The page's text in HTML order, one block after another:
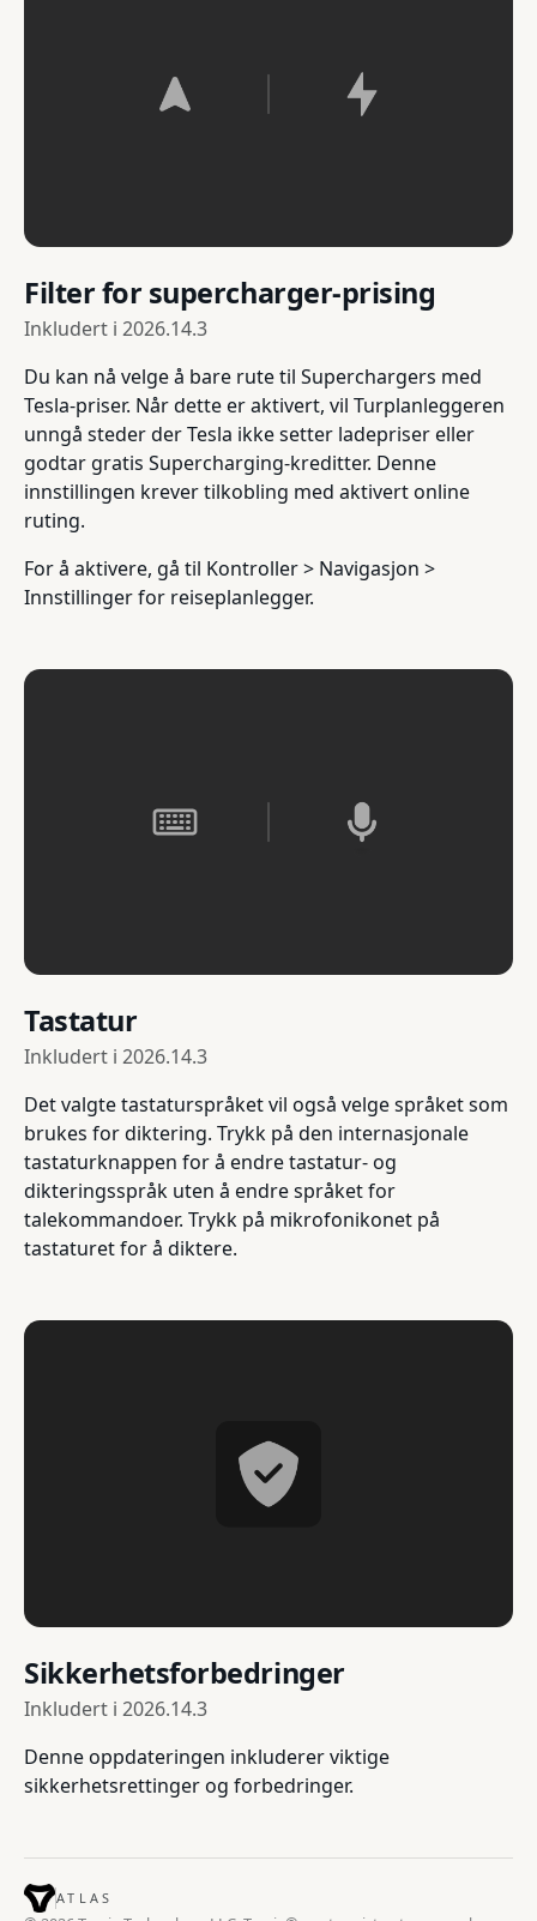
Filter for supercharger-prising
Inkludert i 2026.14.3
Du kan nå velge å bare rute til Superchargers med
Tesla-priser. Når dette er aktivert, vil Turplanleggeren
unngå steder der Tesla ikke setter ladepriser eller
godtar gratis Supercharging-kreditter. Denne
innstillingen krever tilkobling med aktivert online
ruting.
For å aktivere, gå til Kontroller > Navigasjon >
Innstillinger for reiseplanlegger.
Tastatur
Inkludert i 2026.14.3
Det valgte tastaturspråket vil også velge språket som
brukes for diktering. Trykk på den internasjonale
tastaturknappen for å endre tastatur- og
dikteringsspråk uten å endre språket for
talekommandoer. Trykk på mikrofonikonet på
tastaturet for å diktere.
Sikkerhetsforbedringer
Inkludert i 2026.14.3
Denne oppdateringen inkluderer viktige
sikkerhetsrettinger og forbedringer.
ATLAS